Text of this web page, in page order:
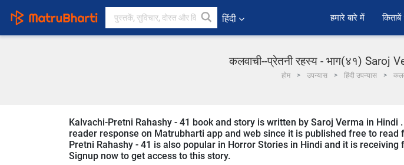
हिंदी हमारे बारे में किताबें
कलवाची--प्रेतनी रहस्य - भाग(४१) Saroj
होम उपन्यास हिंदी उपन्यास
Kalvachi-Pretni Rahashy - 41 book and story is written by Saroj Verma in Hindi
reader response on Matrubharti app and web since it is published free to read
Pretni Rahashy - 41 is also popular in Horror Stories in Hindi and it is
Signup now to get access to this story.